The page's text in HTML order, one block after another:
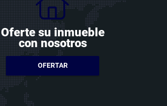
Oferte su inmueble
con nosotros
OFERTAR